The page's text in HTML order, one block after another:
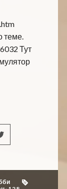
теме.
Тут